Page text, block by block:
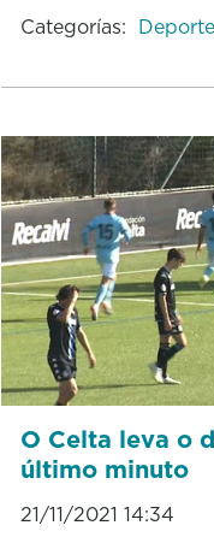
Categorías:
O Celta leva o
último minuto
21/11/2021 14:34